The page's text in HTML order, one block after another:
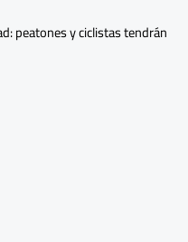
peatones y ciclistas tendrán